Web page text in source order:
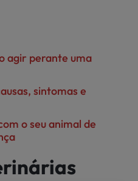
agir perante uma
sintomas e
o seu animal de